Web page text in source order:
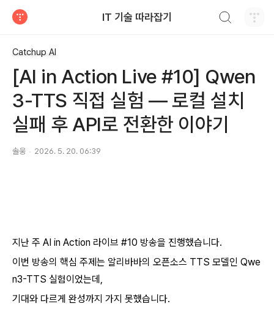
IT 기술 따라잡기
Catchup AI
[AI in Action Live #10] Qwen
3-TTS 직접 실험 — 로컬 설치
실패 후 API로 전환한 이야기
솔웅 2026. 5. 20. 06:39
지난 주 AI in Action 라이브 #10 방송을 진행했습니다.
이번 방송의 핵심 주제는 알리바바의 오픈소스 TTS 모델인 Qwe
n3-TTS 실험이었는데,
기대와 다르게 완성까지 가지 못했습니다.